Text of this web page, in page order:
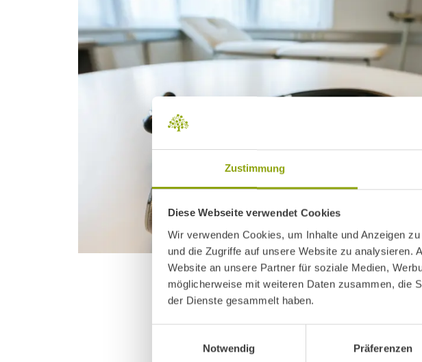
Zustimmung
Diese Webseite verwendet Cookies
Wir verwenden Cookies, um Inhalte und Anzeigen
und die Zugriffe auf unsere Website zu analysieren.
Website an unsere Partner für soziale Medien,
möglicherweise mit weiteren Daten zusammen, die
der Dienste gesammelt haben.
Notwendig
Präferenzen